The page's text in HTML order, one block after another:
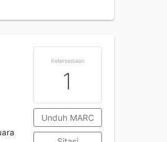
Ketersediaan
1
Unduh MARC